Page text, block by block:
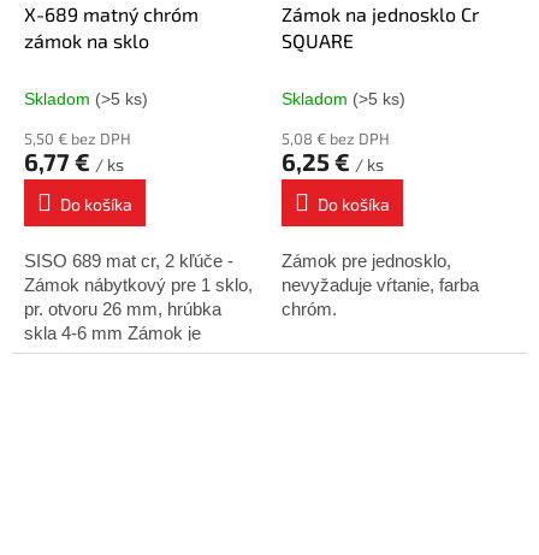
X-689 matný chróm
zámok na sklo
Skladom (>5 ks)
5,50 € bez DPH
6,77 € / ks
Do košíka
SISO 689 mat cr, 2 kľúče -
Zámok nábytkový pre 1 sklo,
pr. otvoru 26 mm, hrúbka
skla 4-6 mm Zámok je
určený k uzamykaniu
Zámok na jednosklo Cr
SQUARE
Skladom (>5 ks)
5,08 € bez DPH
6,25 € / ks
Do košíka
Zámok pre jednosklo,
nevyžaduje vŕtanie, farba
chróm.